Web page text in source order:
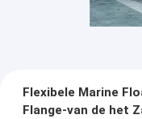
Flexibele Marine
Flange-van de het